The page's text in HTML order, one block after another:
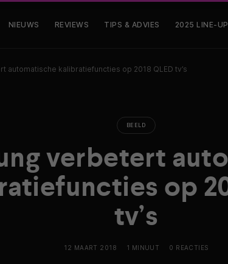
NIEUWS REVIEWS TIPS & ADVIES 2025 LINE-UP
automatische kalibratiefuncties op 2018 QLED tv’s
BEELD
verbetert
op
tv’s
12 MAART 2018 1 MINUUT 0 REACTIES